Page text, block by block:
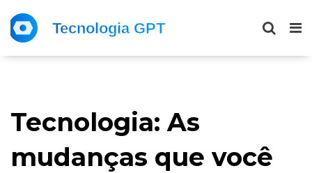
Tecnologia: As
mudanças que você